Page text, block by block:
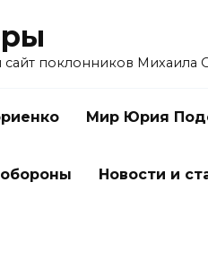
поклонников Михаила
Мир Юрия
Новости и